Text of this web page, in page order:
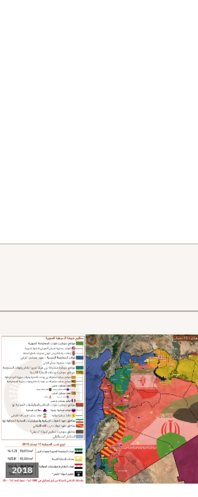
2018